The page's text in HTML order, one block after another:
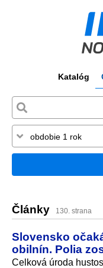
Katalóg
Články 130. strana
Slovensko
obilnín. Polia
Celková úroda